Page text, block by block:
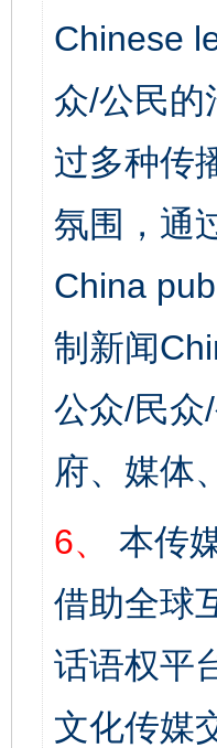
Chinese
众/公民的
过多种传
氛围，通
China
制新闻
公众/民众
府、媒体
6、
本传
借助全球
话语权平
文化传媒
完善运行机制助力